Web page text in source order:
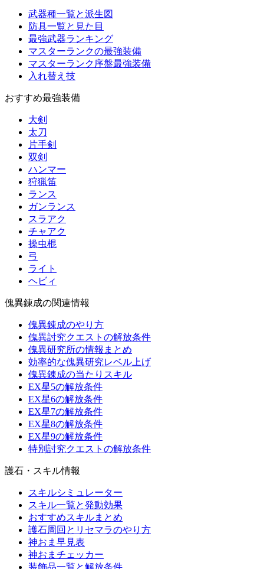
武器種一覧と派生図
防具一覧と見た目
最強武器ランキング
マスターランクの最強装備
マスターランク序盤最強装備
入れ替え技
おすすめ最強装備
大剣
太刀
片手剣
双剣
ハンマー
狩猟笛
ランス
ガンランス
スラアク
チャアク
操虫棍
弓
ライト
ヘビィ
傀異錬成の関連情報
傀異錬成のやり方
傀異討究クエストの解放条件
傀異研究所の情報まとめ
効率的な傀異研究レベル上げ
傀異錬成の当たりスキル
EX星5の解放条件
EX星6の解放条件
EX星7の解放条件
EX星8の解放条件
EX星9の解放条件
特別討究クエストの解放条件
護石・スキル情報
スキルシミュレーター
スキル一覧と発動効果
おすすめスキルまとめ
護石周回とリセマラのやり方
神おま早見表
神おまチェッカー
装飾品一覧と解放条件